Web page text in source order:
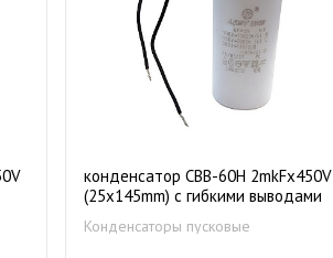
конденсатор CBB-60Н 2mkFх450V
(25х145mm) c гибкими выводами
Конденсаторы пусковые